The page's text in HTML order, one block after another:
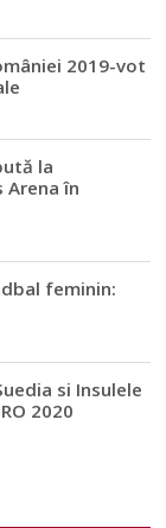
2019-vot
la
Arena în
feminin:
si Insulele
2020